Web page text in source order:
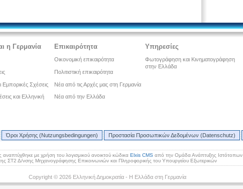
η Γερμανία
Εμπορικές Σχέσεις
και Ελληνική
Επικαιρότητα
Οικονομική επικαιρότητα
Πολιτιστική επικαιρότητα
Νέα από τις Αρχές μας στη Γερμανία
Νέα από την Ελλάδα
Υπηρεσίες
Φωτογράφηση και Κινηματογράφηση
στην Ελλάδα
Όροι Χρήσης (Nutzungsbedingungen) Προστασία Προσωπικών Δεδομένων (Datenschutz)
αναπτύχθηκε με χρήση του λογισμικού ανοικτού κώδικα Elxis CMS από την Ομάδα Ανάπτυξης Ιστότοπων
ΣΤ2 Δ/νσης Μηχανογράφησης Επικοινωνιών και Πληροφορικής του Υπουργείου Εξωτερικών
Copyright © 2026 Ελληνική Δημοκρατία - Η Ελλάδα στη Γερμανία